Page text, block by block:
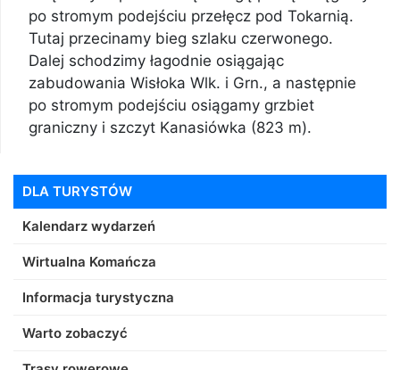
po stromym podejściu przełęcz pod Tokarnią.
Tutaj przecinamy bieg szlaku czerwonego.
Dalej schodzimy łagodnie osiągając
zabudowania Wisłoka Wlk. i Grn., a następnie
po stromym podejściu osiągamy grzbiet
graniczny i szczyt Kanasiówka (823 m).
DLA TURYSTÓW
Kalendarz wydarzeń
Wirtualna Komańcza
Informacja turystyczna
Warto zobaczyć